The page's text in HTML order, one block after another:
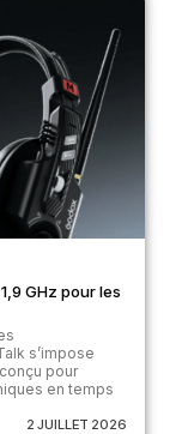
GHz pour les
s’impose
pour
en temps
2 JUILLET 2026